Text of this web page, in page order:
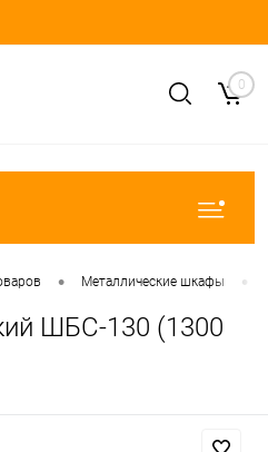
0
• Металлические шкафы •
ШБС-130 (1300